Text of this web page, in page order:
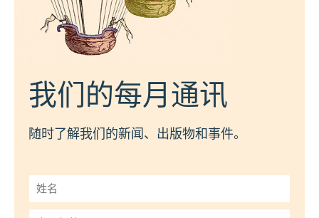
我们的每月通讯
随时了解我们的新闻、出版物和事件。
姓
名
*